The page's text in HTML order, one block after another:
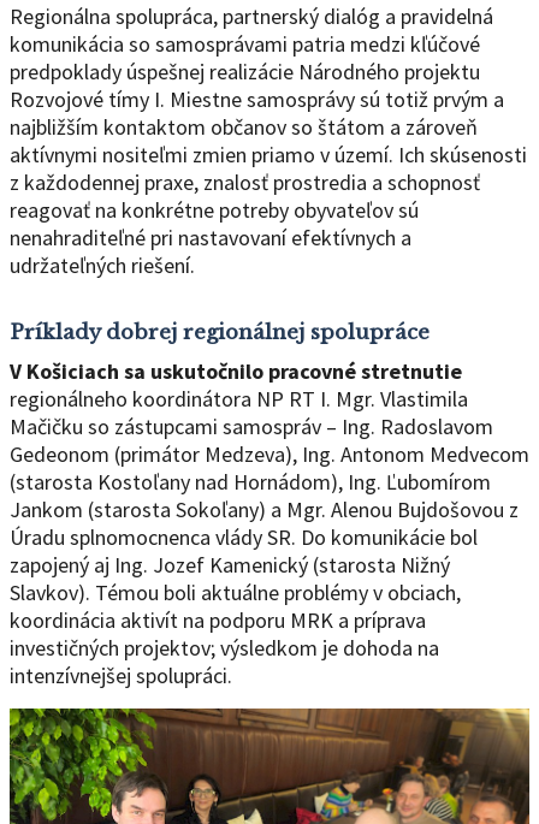
Regionálna spolupráca, partnerský dialóg a pravidelná
komunikácia so samosprávami patria medzi kľúčové
predpoklady úspešnej realizácie Národného projektu
Rozvojové tímy I. Miestne samosprávy sú totiž prvým a
najbližším kontaktom občanov so štátom a zároveň
aktívnymi nositeľmi zmien priamo v území. Ich skúsenosti
z každodennej praxe, znalosť prostredia a schopnosť
reagovať na konkrétne potreby obyvateľov sú
nenahraditeľné pri nastavovaní efektívnych a
udržateľných riešení.
Príklady dobrej regionálnej spolupráce
V Košiciach sa uskutočnilo pracovné stretnutie
regionálneho koordinátora NP RT I. Mgr. Vlastimila
Mačičku so zástupcami samospráv – Ing. Radoslavom
Gedeonom (primátor Medzeva), Ing. Antonom Medvecom
(starosta Kostoľany nad Hornádom), Ing. Ľubomírom
Jankom (starosta Sokoľany) a Mgr. Alenou Bujdošovou z
Úradu splnomocnenca vlády SR. Do komunikácie bol
zapojený aj Ing. Jozef Kamenický (starosta Nižný
Slavkov). Témou boli aktuálne problémy v obciach,
koordinácia aktivít na podporu MRK a príprava
investičných projektov; výsledkom je dohoda na
intenzívnejšej spolupráci.